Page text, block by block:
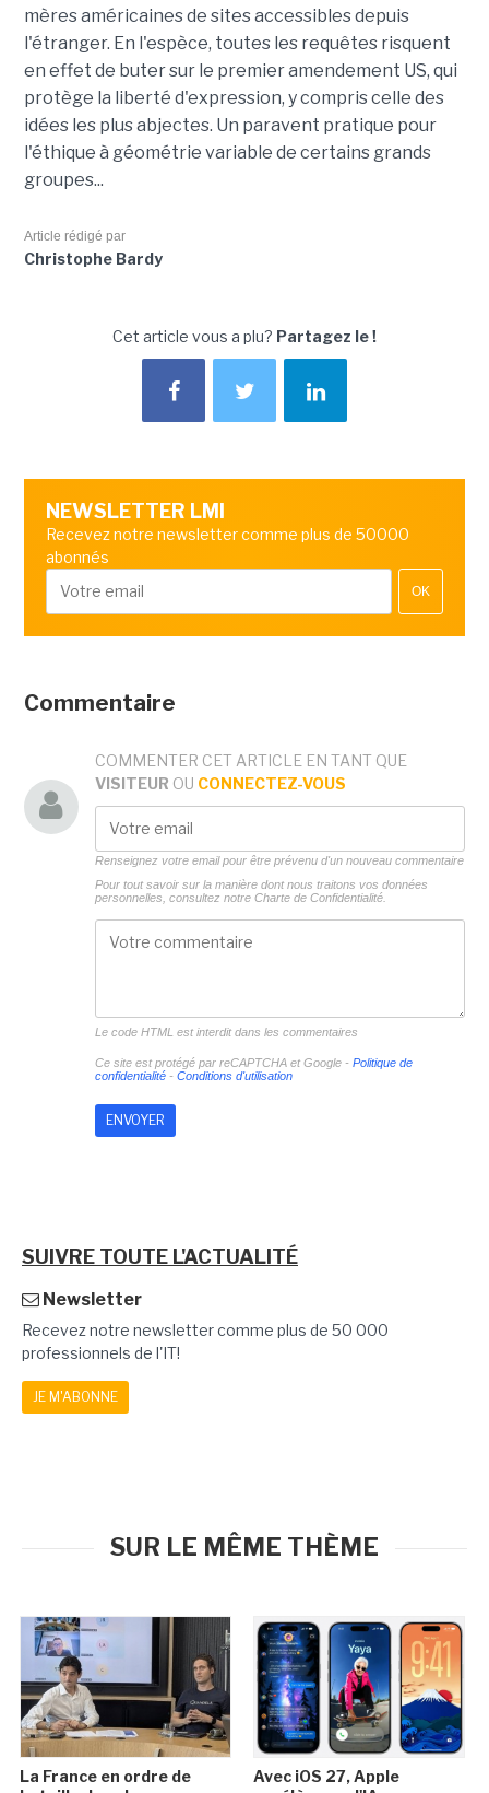
mères américaines de sites accessibles depuis
l'étranger. En l'espèce, toutes les requêtes risquent
en effet de buter sur le premier amendement US, qui
protège la liberté d'expression, y compris celle des
idées les plus abjectes. Un paravent pratique pour
l'éthique à géométrie variable de certains grands
groupes...
Article rédigé par
Christophe Bardy
Cet article vous a plu? Partagez le !
NEWSLETTER LMI
Recevez notre newsletter comme plus de 50000
abonnés
OK
Commentaire
COMMENTER CET ARTICLE EN TANT QUE
VISITEUR OU CONNECTEZ-VOUS
Renseignez votre email pour être prévenu d'un nouveau commentaire
Pour tout savoir sur la manière dont nous traitons vos données
personnelles, consultez notre Charte de Confidentialité.
Le code HTML est interdit dans les commentaires
Ce site est protégé par reCAPTCHA et Google - Politique de
confidentialité- Conditions d'utilisation
SUIVRE TOUTE L'ACTUALITÉ
Newsletter
Recevez notre newsletter comme plus de 50 000
professionnels de l'IT!
JE M'ABONNE
SUR LE MÊME THÈME
La France en ordre de
Avec iOS 27, Apple